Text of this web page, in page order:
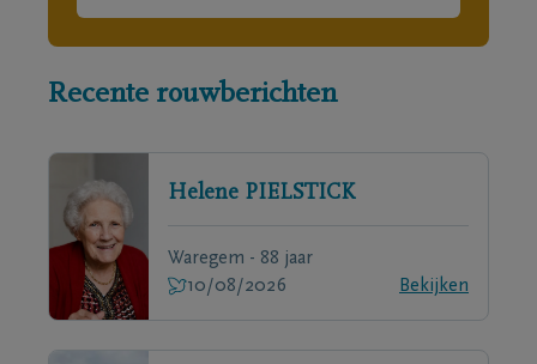
Recente rouwberichten
Helene PIELSTICK
Waregem - 88 jaar
10/08/2026
Bekijken